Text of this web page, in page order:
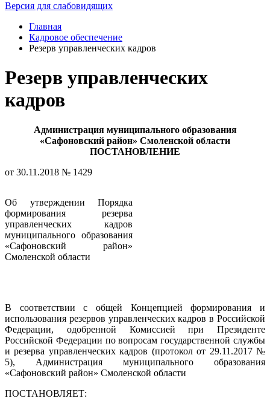
Версия для слабовидящих
Главная
Кадровое обеспечение
Резерв управленческих кадров
Резерв управленческих
кадров
Администрация муниципального образования
«Сафоновский район» Смоленской области
ПОСТАНОВЛЕНИЕ
от 30.11.2018 № 1429
Об утверждении Порядка
формирования резерва
управленческих кадров
муниципального образования
«Сафоновский район»
Смоленской области
В соответствии с общей Концепцией формирования и
использования резервов управленческих кадров в Российской
Федерации, одобренной Комиссией при Президенте
Российской Федерации по вопросам государственной службы
и резерва управленческих кадров (протокол от 29.11.2017 №
5), Администрация муниципального образования
«Сафоновский район» Смоленской области
ПОСТАНОВЛЯЕТ: